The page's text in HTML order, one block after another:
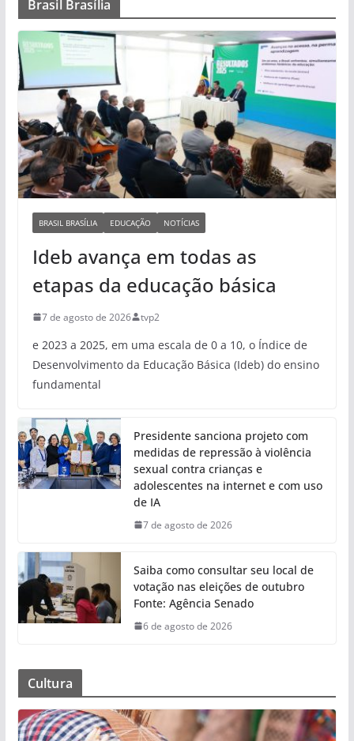
Brasil Brasília
BRASIL BRASÍLIA EDUCAÇÃO NOTÍCIAS
Ideb avança em todas as
etapas da educação básica
7 de agosto de 2026 tvp2
e 2023 a 2025, em uma escala de 0 a 10, o Índice de
Desenvolvimento da Educação Básica (Ideb) do ensino
fundamental
Presidente sanciona projeto com
medidas de repressão à violência
sexual contra crianças e
adolescentes na internet e com uso
de IA
7 de agosto de 2026
Saiba como consultar seu local de
votação nas eleições de outubro
Fonte: Agência Senado
6 de agosto de 2026
Cultura